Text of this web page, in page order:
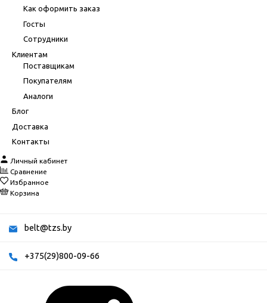
Как оформить заказ
Госты
Сотрудники
Клиентам
Поставщикам
Покупателям
Аналоги
Блог
Доставка
Контакты
Личный кабинет
Сравнение
Избранное
Корзина
belt@tzs.by
+375(29)800-09-66